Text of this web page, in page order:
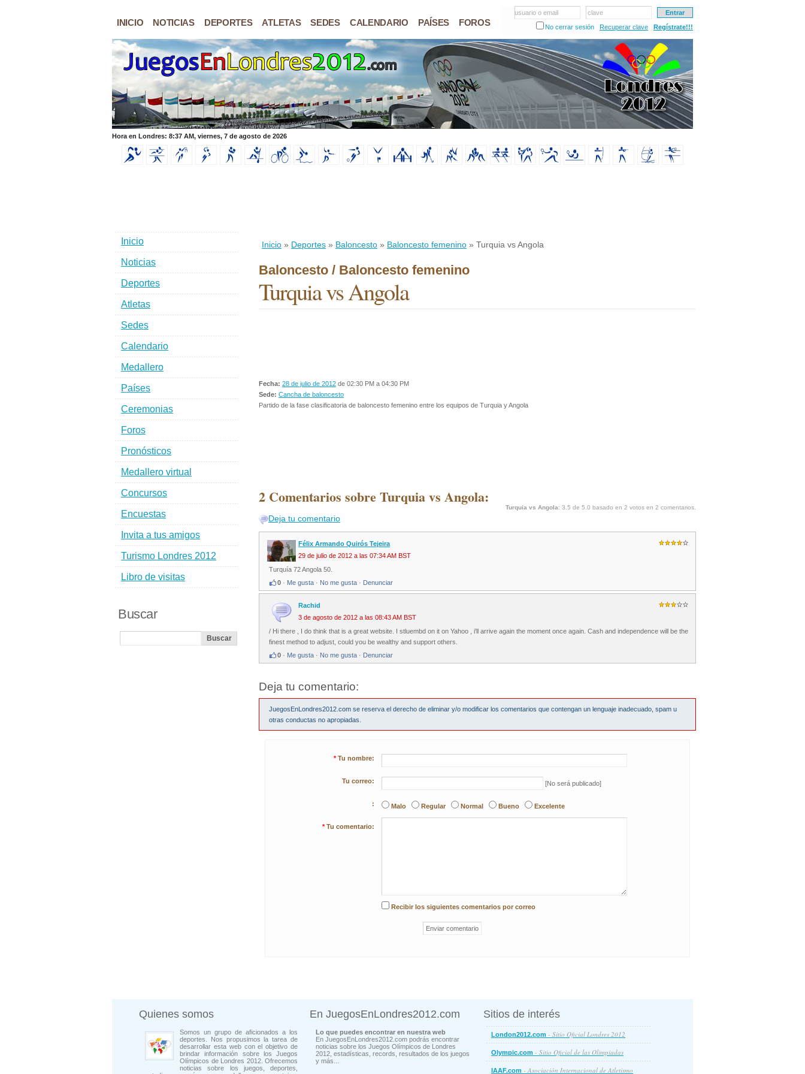
INICIO NOTICIAS DEPORTES ATLETAS SEDES CALENDARIO PAÍSES FOROS
usuario o email
clave
No cerrar sesión
Recuperar clave Regístrate!!!
Hora en Londres: 8:37 AM, viernes, 7 de agosto de 2026
Inicio » Deportes » Baloncesto » Baloncesto femenino » Turquia vs Angola
Baloncesto / Baloncesto femenino
Turquia vs Angola
Fecha: 28 de julio de 2012 de 02:30 PM a 04:30 PM
Sede: Cancha de baloncesto
Partido de la fase clasificatoria de baloncesto femenino entre los equipos de Turquia y Angola
2 Comentarios sobre Turquia vs Angola:
Turquia vs Angola: 3.5 de 5.0 basado en 2 votos en 2 comentarios.
Deja tu comentario
Félix Armando Quirós Tejeira
29 de julio de 2012 a las 07:34 AM BST
Turquía 72 Angola 50.
0 · Me gusta · No me gusta · Denunciar
Rachid
3 de agosto de 2012 a las 08:43 AM BST
/ Hi there , I do think that is a great website. I stluembd on it on Yahoo , i'll arrive again the moment once again. Cash and independence will be the
finest method to adjust, could you be wealthy and support others.
0 · Me gusta · No me gusta · Denunciar
Deja tu comentario:
JuegosEnLondres2012.com se reserva el derecho de eliminar y/o modificar los comentarios que contengan un lenguaje inadecuado, spam u
otras conductas no apropiadas.
* Tu nombre:
Tu correo: [No será publicado]
: Malo Regular Normal Bueno Excelente
* Tu comentario:
Recibir los siguientes comentarios por correo
Inicio
Noticias
Deportes
Atletas
Sedes
Calendario
Medallero
Países
Ceremonias
Foros
Pronósticos
Medallero virtual
Concursos
Encuestas
Invita a tus amigos
Turismo Londres 2012
Libro de visitas
Buscar
Quienes somos
Somos un grupo de aficionados a los
deportes. Nos propusimos la tarea de
desarrollar esta web con el objetivo de
brindar información sobre los Juegos
Olímpicos de Londres 2012. Ofrecemos
noticias sobre los juegos, deportes,
En JuegosEnLondres2012.com
Lo que puedes encontrar en nuestra web
En JuegosEnLondres2012.com podrás encontrar
noticias sobre los Juegos Olímpicos de Londres
2012, estadísticas, records, resultados de los juegos
y más...
Sitios de interés
London2012.com - Sitio Oficial Londres 2012
Olympic.com - Sitio Oficial de las Olimpiadas
IAAF.com - Asociación Internacional de Atletismo